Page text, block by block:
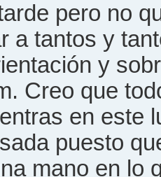
pero no
a tantos y
y
Creo que
en este
puesto
mano en lo